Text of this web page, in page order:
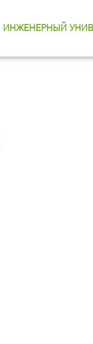
ИНЖЕНЕРНЫЙ